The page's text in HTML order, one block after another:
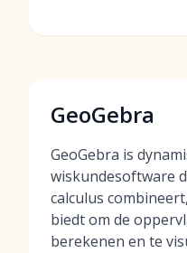
GeoGebra
GeoGebra is
wiskundesoftware
calculus
biedt om de
berekenen en te